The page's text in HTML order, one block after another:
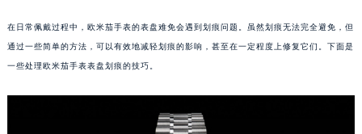
在日常佩戴过程中，欧米茄手表的表盘难免会遇到划痕问题。虽然划痕无法完全避免，但
通过一些简单的方法，可以有效地减轻划痕的影响，甚至在一定程度上修复它们。下面是
一些处理欧米茄手表表盘划痕的技巧。